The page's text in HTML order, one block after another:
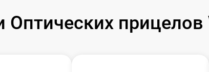
прицелов